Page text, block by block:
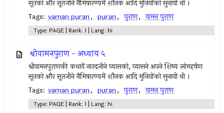
सूतको और सूतजीने नैमिषारण्यमें शौनक आदि मुनियोंको सुनायी थी ।
Tags: vaman puran, puran, पुराण, वामन पुराण
Type: PAGE | Rank: 1 | Lang: hi
श्रीवामनपुराण - अध्याय ५
श्रीवामनपुराणकी कथायें नारदजीने व्यासको, व्यासने अपने शिष्य लोमहर्षण
सूतको और सूतजीने नैमिषारण्यमें शौनक आदि मुनियोंको सुनायी थी ।
Tags: vaman puran, puran, पुराण, वामन पुराण
Type: PAGE | Rank: 1 | Lang: hi